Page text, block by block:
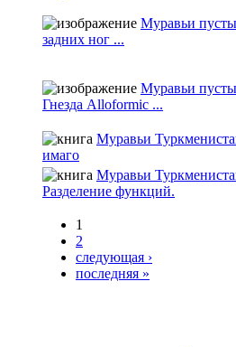
Муравьи
задних ног ...
Муравьи
Гнезда Alloformic ...
Муравьи
имаго
Муравьи
Разделение функций.
1
2
следующая ›
последняя »